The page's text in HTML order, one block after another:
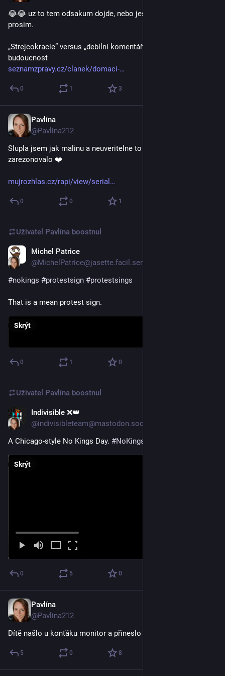
😂😂 uz to tem odsakum dojde, nebo jeste ne? Popcorn
prosim.
„Strejcokracie“ versus „debilní komentáře“. ODS emotivně řeší
budoucnost
seznamzpravy.cz/clanek/domaci-
0 1 3
Pavlína
@Pavlina212
Slupla jsem jak malinu a neuveritelne to se mnou
zarezonovalo ❤️
mujrozhlas.cz/rapi/view/serial
0 0 1
Uživatel Pavlína boostnul
Michel Patrice
@MichelPatrice@jasette.facil.services
#nokings #protestsign #protestsings
That is a mean protest sign.
Skrýt
0 1 0
Uživatel Pavlína boostnul
Indivisible ❌👑
@indivisibleteam@mastodon.social
A Chicago-style No Kings Day. #NoKings
Skrýt
0 5 0
Pavlína
@Pavlina212
Dítě našlo u konťáku monitor a přineslo ho domu 🤦🏼‍♀️
5 0 8